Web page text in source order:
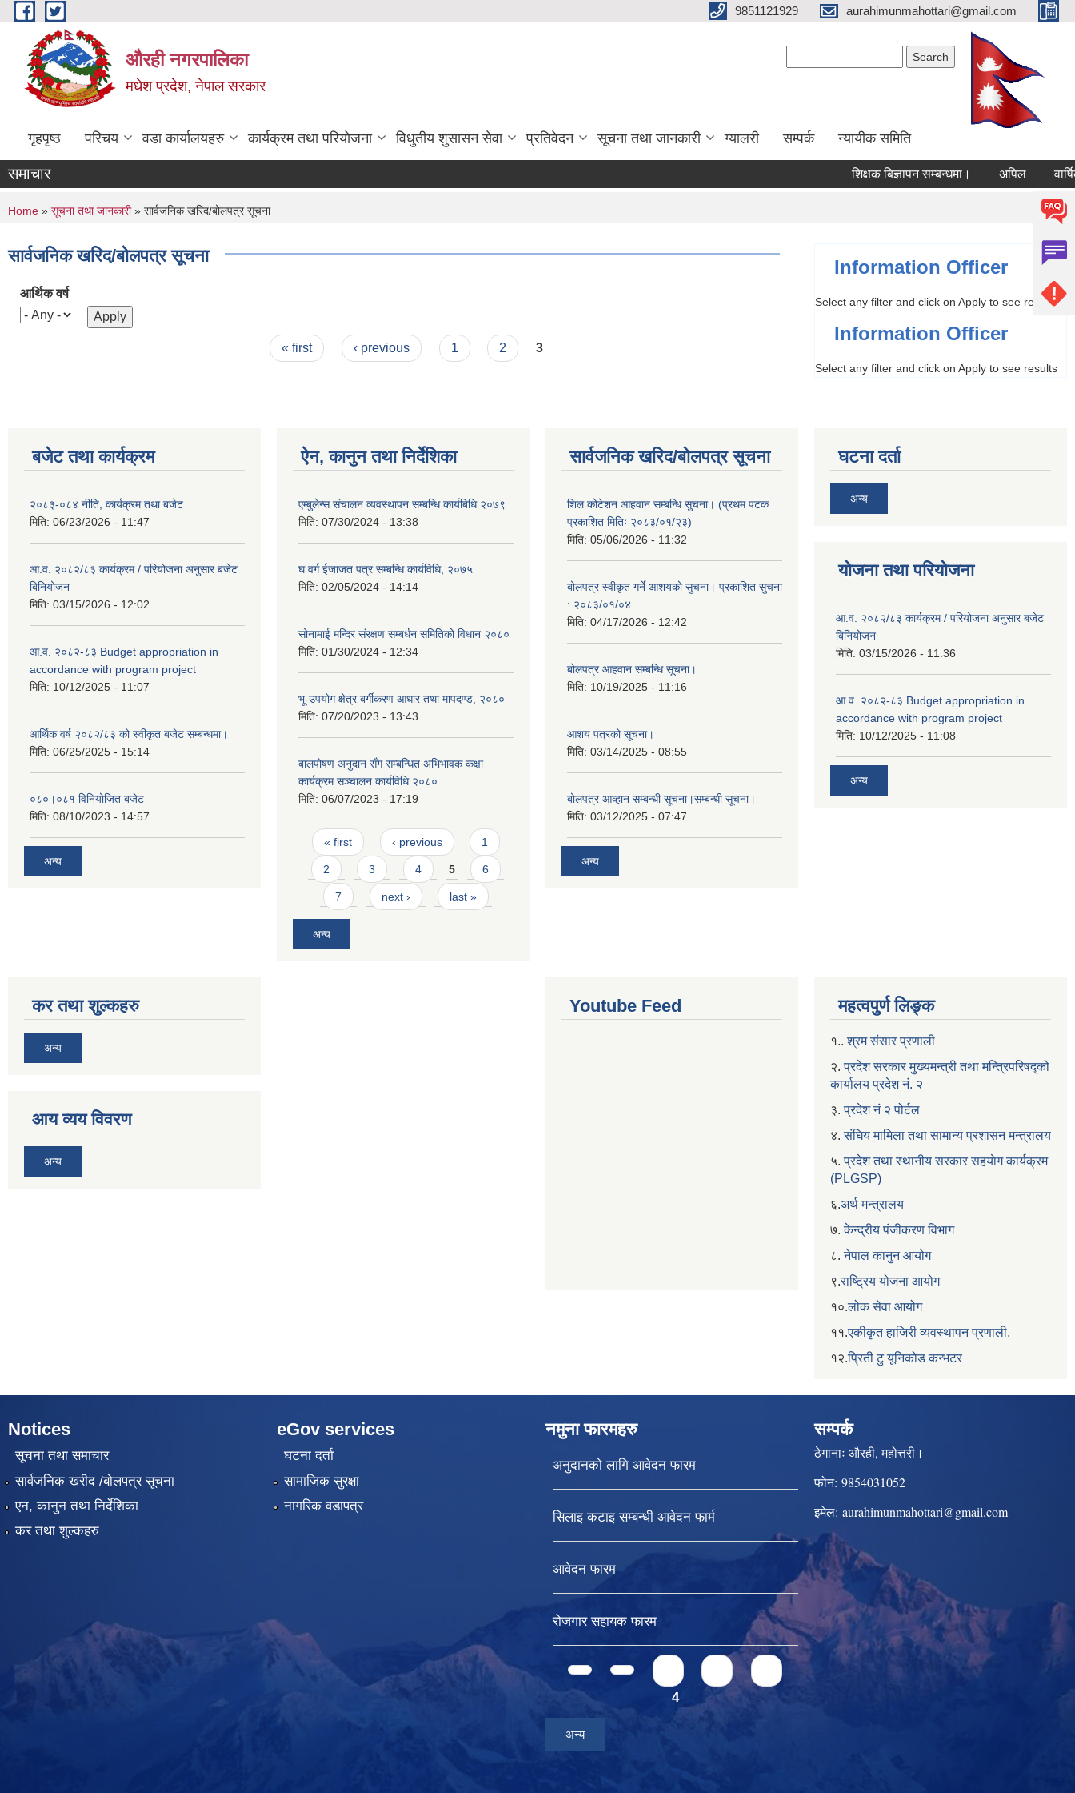
Skip to main content 9851121929 aurahimunmahottari@gmail.com
औरही नगरपालिका
मधेश प्रदेश, नेपाल सरकार
गृहपृष्ठ परिचय वडा कार्यालयहरु कार्यक्रम तथा परियोजना विधुतीय शुसासन सेवा प्रतिवेदन सूचना तथा जानकारी ग्यालरी सम्पर्क न्यायीक समिति
समाचार शिक्षक बिज्ञापन सम्बन्धमा। अपिल
You are here
Home » सूचना तथा जानकारी» सार्वजनिक खरिद/बोलपत्र सूचना
सार्वजनिक खरिद/बोलपत्र सूचना
आर्थिक वर्ष
« first ‹ previous 1 2 3
Information Officer
Select any filter and click on Apply to see results
Information Officer
Select any filter and click on Apply to see results
बजेट तथा कार्यक्रम
२०८३-०८४ नीति, कार्यक्रम तथा बजेट
मिति: 06/23/2026 - 11:47
आ.व. २०८२/८३ कार्यक्रम / परियोजना अनुसार बजेट
बिनियोजन
मिति: 03/15/2026 - 12:02
आ.व. २०८२-८३ Budget appropriation in
accordance with program project
मिति: 10/12/2025 - 11:07
आर्थिक वर्ष २०८२/८३ को स्वीकृत बजेट सम्बन्धमा।
मिति: 06/25/2025 - 15:14
०८०।०८१ विनियोजित बजेट
मिति: 08/10/2023 - 14:57
अन्य
ऐन, कानुन तथा निर्देशिका
एम्बुलेन्स संचालन व्यवस्थापन सम्बन्धि कार्यबिधि २०७९
मिति: 07/30/2024 - 13:38
घ वर्ग ईजाजत पत्र सम्बन्धि कार्यविधि, २०७५
मिति: 02/05/2024 - 14:14
सोनामाई मन्दिर संरक्षण सम्बर्धन समितिको विधान २०८०
मिति: 01/30/2024 - 12:34
भू-उपयोग क्षेत्र बर्गीकरण आधार तथा मापदण्ड, २०८०
मिति: 07/20/2023 - 13:43
बालपोषण अनुदान सँग सम्बन्धित अभिभावक कक्षा
कार्यक्रम सञ्चालन कार्यविधि २०८०
मिति: 06/07/2023 - 17:19
Pages
« first ‹ previous 1
2 3 4 5 6
7 next › last »
अन्य
सार्वजनिक खरिद/बोलपत्र सूचना
शिल कोटेशन आहवान सम्बन्धि सुचना। (प्रथम पटक
प्रकाशित मितिः २०८३/०१/२३)
मिति: 05/06/2026 - 11:32
बोलपत्र स्वीकृत गर्ने आशयको सुचना। प्रकाशित सुचना
: २०८३/०१/०४
मिति: 04/17/2026 - 12:42
बोलपत्र आहवान सम्बन्धि सूचना।
मिति: 10/19/2025 - 11:16
आशय पत्रको सूचना।
मिति: 03/14/2025 - 08:55
बोलपत्र आव्हान सम्बन्धी सूचना।सम्बन्धी सूचना।
मिति: 03/12/2025 - 07:47
अन्य
घटना दर्ता
अन्य
योजना तथा परियोजना
आ.व. २०८२/८३ कार्यक्रम / परियोजना अनुसार बजेट
बिनियोजन
मिति: 03/15/2026 - 11:36
आ.व. २०८२-८३ Budget appropriation in
accordance with program project
मिति: 10/12/2025 - 11:08
अन्य
कर तथा शुल्कहरु
अन्य
आय व्यय विवरण
अन्य
Youtube Feed महत्वपुर्ण लिङ्क
१..श्रम संसार प्रणाली
२. प्रदेश सरकार मुख्यमन्त्री तथा मन्त्रिपरिषद्को
कार्यालय प्रदेश नं. २
३.प्रदेश नं २ पोर्टल
४.संघिय मामिला तथा सामान्य प्रशासन मन्त्रालय
५.प्रदेश तथा स्थानीय सरकार सहयाेग कार्यक्रम
(PLGSP)
६.अर्थ मन्त्रालय
७.केन्द्रीय पंजीकरण विभाग
८.नेपाल कानुन आयोग
९.राष्ट्रिय योजना आयोग
१०.लोक सेवा आयोग
११.एकीकृत हाजिरी व्यवस्थापन प्रणाली.
१२.प्रिती टु यूनिकोड कन्भटर
Notices
सूचना तथा समाचार
सार्वजनिक खरीद /बोलपत्र सूचना
एन, कानुन तथा निर्देशिका
कर तथा शुल्कहरु
eGov services
घटना दर्ता
सामाजिक सुरक्षा
नागरिक वडापत्र
नमुना फारमहरु
अनुदानको लागि आवेदन फारम
सिलाइ कटाइ सम्बन्धी आवेदन फार्म
आवेदन फारम
रोजगार सहायक फारम
Pages
4
अन्य
सम्पर्क
ठेगानाः औरही, महोत्तरी।
फोन: 9854031052
इमेल: aurahimunmahottari@gmail.com